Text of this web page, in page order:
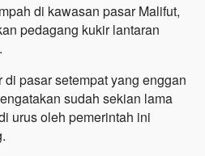
di kawasan pasar Malifut,
pedagang kukir lantaran
pasar setempat yang enggan
sudah sekian lama
urus oleh pemerintah ini